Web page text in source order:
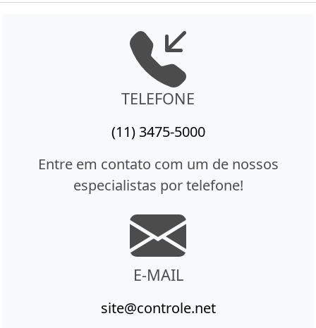
TELEFONE
(11) 3475-5000
Entre em contato com um de nossos
especialistas por telefone!
E-MAIL
site@controle.net